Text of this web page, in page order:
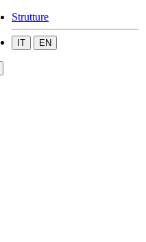
Strutture
IT EN